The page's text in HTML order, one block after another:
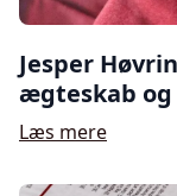
Jesper
ægteskab
Læs mere